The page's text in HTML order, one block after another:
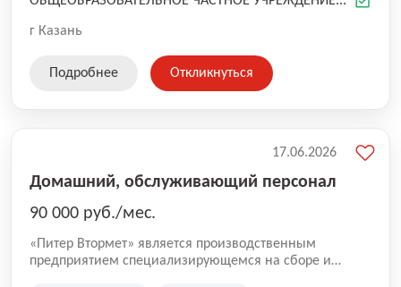
г Казань
Подробнее Откликнуться
Домашний, обслуживающий персонал
90 000 руб./мес.
«Питер Втормет» является производственным
предприятием специализирующемся на сборе и
17.06.2026